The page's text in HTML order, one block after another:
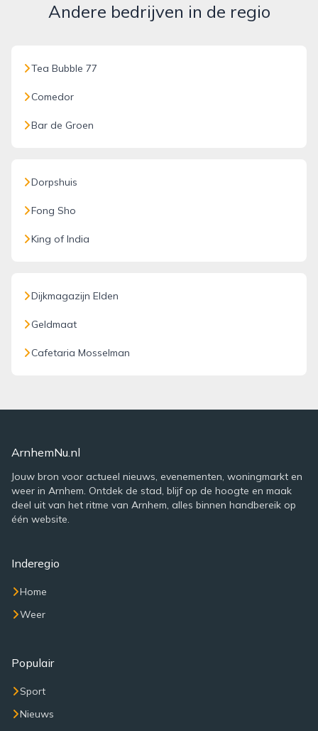
Andere bedrijven in de regio
Tea Bubble 77
Comedor
Bar de Groen
Dorpshuis
Fong Sho
King of India
Dijkmagazijn Elden
Geldmaat
Cafetaria Mosselman
ArnhemNu.nl
Jouw bron voor actueel nieuws, evenementen, woningmarkt en
weer in Arnhem. Ontdek de stad, blijf op de hoogte en maak
deel uit van het ritme van Arnhem, alles binnen handbereik op
één website.
Inderegio
Home
Weer
Populair
Sport
Nieuws